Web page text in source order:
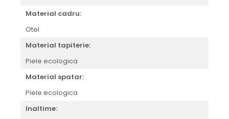
Material cadru:
Otel
Material tapiterie:
Piele ecologica
Material spatar:
Piele ecologica
Inaltime: